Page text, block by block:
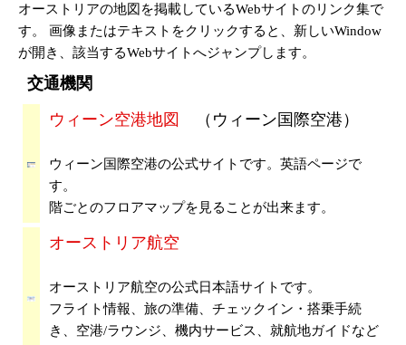
オーストリアの地図を掲載しているWebサイトのリンク集で
す。 画像またはテキストをクリックすると、新しいWindow
が開き、該当するWebサイトへジャンプします。
交通機関
ウィーン空港地図
（ウィーン国際空港）
ウィーン国際空港の公式サイトです。英語ページで
す。
階ごとのフロアマップを見ることが出来ます。
オーストリア航空
オーストリア航空の公式日本語サイトです。
フライト情報、旅の準備、チェックイン・搭乗手続
き、空港/ラウンジ、機内サービス、就航地ガイドなど